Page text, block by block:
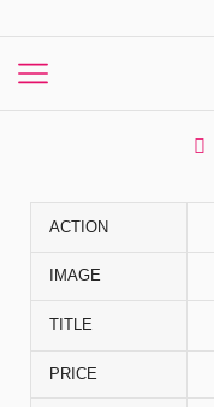
ACTION
IMAGE
TITLE
PRICE